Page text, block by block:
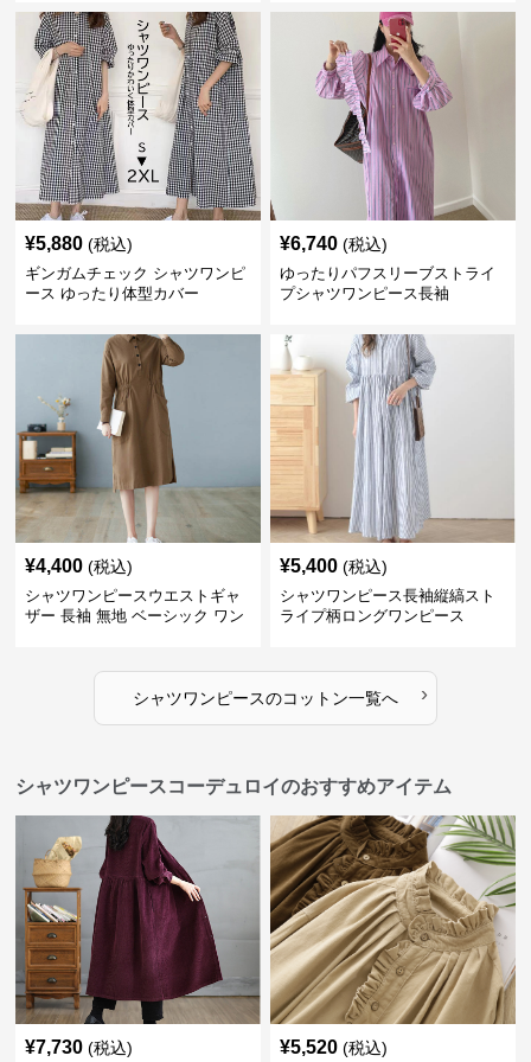
¥5,880 (税込)
ギンガムチェック シャツワンピ
ース ゆったり体型カバー
¥6,740 (税込)
ゆったりパフスリーブストライ
プシャツワンピース長袖
¥4,400 (税込)
シャツワンピースウエストギャ
ザー 長袖 無地 ベーシック ワン
¥5,400 (税込)
シャツワンピース長袖縦縞スト
ライプ柄ロングワンピース
シャツワンピースのコットン一覧へ ›
シャツワンピースコーデュロイのおすすめアイテム
¥7,730 (税込) ¥5,520 (税込)